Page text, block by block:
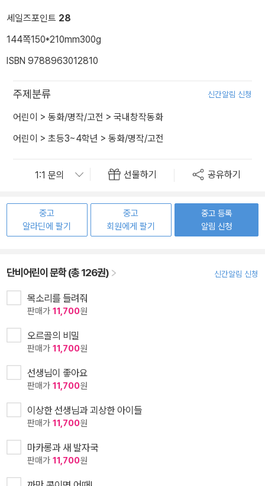
세일즈포인트 28
144쪽150*210mm300g
ISBN 9788963012810
주제분류 신간알림 신청
어린이 > 동화/명작/고전 > 국내창작동화
어린이 > 초등3~4학년 > 동화/명작/고전
선물하기 공유하기
중고
알라딘에 팔기
중고
회원에게 팔기
중고 등록
알림 신청
단비어린이 문학 (총 126권) 신간알림 신청
목소리를 들려줘
판매가 11,700원
오르골의 비밀
판매가 11,700원
선생님이 좋아요
판매가 11,700원
이상한 선생님과 괴상한 아이들
판매가 11,700원
마카롱과 새 발자국
판매가 11,700원